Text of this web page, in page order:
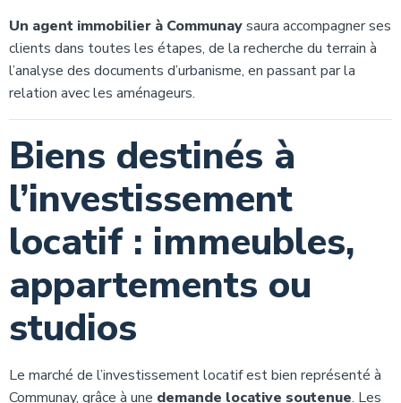
Un agent immobilier à Communaysaura accompagner ses
clients dans toutes les étapes, de la recherche du terrain à
l’analyse des documents d’urbanisme, en passant par la
relation avec les aménageurs.
Biens destinés à
l’investissement
locatif : immeubles,
appartements ou
studios
Le marché de l’investissement locatif est bien représenté à
Communay, grâce à une demande locative soutenue. Les